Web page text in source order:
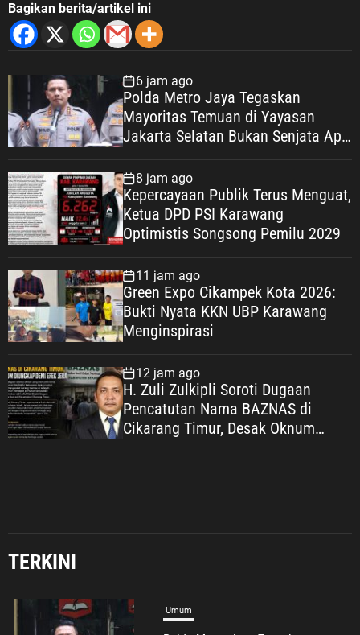
Bagikan berita/artikel ini
6 jam ago
Polda Metro Jaya Tegaskan
Mayoritas Temuan di Yayasan
Jakarta Selatan Bukan Senjata Api,
8 jam ago
Kepercayaan Publik Terus Menguat,
Ketua DPD PSI Karawang
Optimistis Songsong Pemilu 2029
11 jam ago
Green Expo Cikampek Kota 2026:
Bukti Nyata KKN UBP Karawang
Menginspirasi
12 jam ago
H. Zuli Zulkipli Soroti Dugaan
Pencatutan Nama BAZNAS di
Cikarang Timur, Desak Oknum
TERKINI
Umum